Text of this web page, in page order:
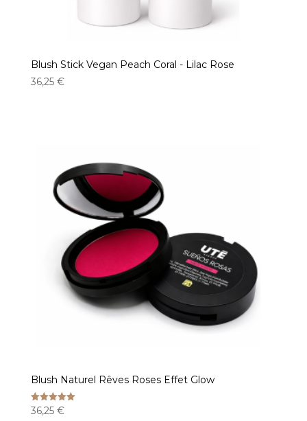
Blush Stick Vegan Peach Coral - Lilac Rose
36,25 €
Blush Naturel Rêves Roses Effet Glow
Note
5.00
36,25 €